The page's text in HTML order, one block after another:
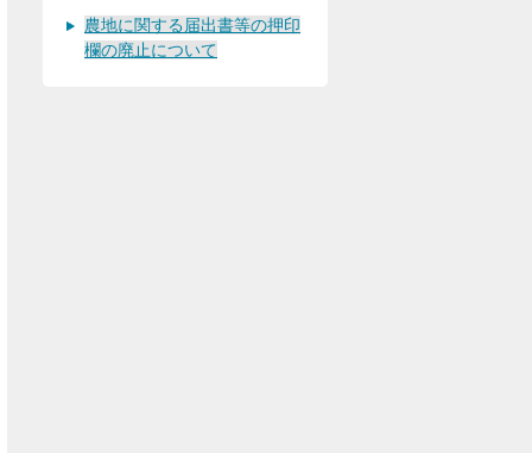
農地に関する届出書等の押印
欄の廃止について